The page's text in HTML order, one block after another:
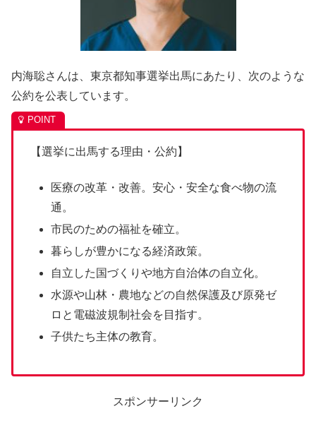
内海聡さんは、東京都知事選挙出馬にあたり、次のような
公約を公表しています。
【選挙に出馬する理由・公約】
医療の改革・改善。安心・安全な食べ物の流
通。
市民のための福祉を確立。
暮らしが豊かになる経済政策。
自立した国づくりや地方自治体の自立化。
水源や山林・農地などの自然保護及び原発ゼ
ロと電磁波規制社会を目指す。
子供たち主体の教育。
スポンサーリンク